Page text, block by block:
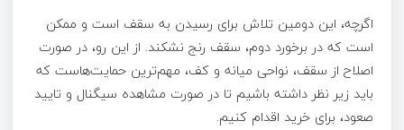
اگرچه، این دومین تلاش برای رسیدن به سقف است و ممکن
است که در برخورد دوم، سقف رنج نشکند. از این رو، در صورت
اصلاح از سقف، نواحی میانه و کف، مهم‌ترین حمایت‌هاست که
باید زیر نظر داشته باشیم تا در صورت مشاهده سیگنال و تایید
صعود، برای خرید اقدام کنیم.